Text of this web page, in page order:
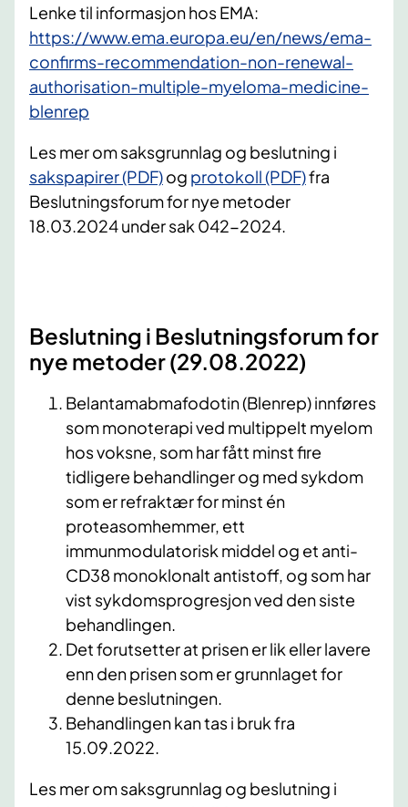
Lenke til informasjon hos EMA:
https://www.ema.europa.eu/en/news/ema-
confirms-recommendation-non-renewal-
authorisation-multiple-myeloma-medicine-
blenrep
Les mer om saksgrunnlag og beslutning i
sakspapirer (PDF)og protokoll (PDF)fra
Beslutningsforum for nye metoder
18.03.2024 under sak 042-2024.
Beslutning i Beslutningsforum for
nye metoder (29.08.2022)
Belantamabmafodotin (Blenrep) innføres
som monoterapi ved multippelt myelom
hos voksne, som har fått minst fire
tidligere behandlinger og med sykdom
som er refraktær for minst én
proteasomhemmer, ett
immunmodulatorisk middel og et anti-
CD38 monoklonalt antistoff, og som har
vist sykdomsprogresjon ved den siste
behandlingen.
Det forutsetter at prisen er lik eller lavere
enn den prisen som er grunnlaget for
denne beslutningen.
Behandlingen kan tas i bruk fra
15.09.2022.
Les mer om saksgrunnlag og beslutning i